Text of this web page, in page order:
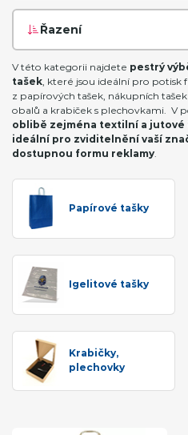
Řazení
V této kategorii najdete pestrý
tašek , které jsou ideální pro
z papírových tašek, nákupních
obalů a krabiček s plechovkami. V
oblibě zejména textilní a jutové
ideální pro zviditelnění vaší
dostupnou formu reklamy
Papírové tašky
Igelitové tašky
Krabičky,
plechovky